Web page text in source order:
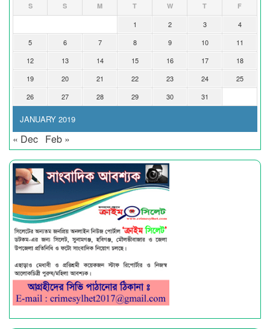
JANUARY 2019
S S M T W T F
1 2 3
4
5
6 7 8 9 10
11
12
13 14 15 16 17
18
19
20 21 22 23 24
25
26
27 28 29 30 31
« Dec Feb »